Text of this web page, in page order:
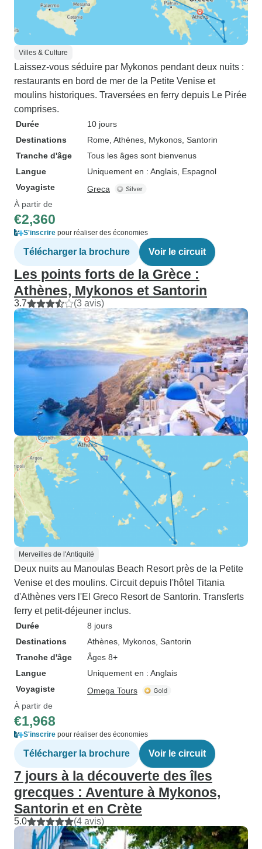
Villes & Culture
Laissez-vous séduire par Mykonos pendant deux nuits :
restaurants en bord de mer de la Petite Venise et
moulins historiques. Traversées en ferry depuis Le Pirée
comprises.
Durée
10 jours
Destinations
Rome , Athènes , Mykonos , Santorin
Tranche d'âge
Tous les âges sont bienvenus
Langue
Uniquement en : Anglais, Espagnol
Voyagiste
Greca
À partir de
€2,360
S'inscrire pour réaliser des économies
Télécharger la brochure Voir le circuit
Les points forts de la Grèce :
Athènes, Mykonos et Santorin
3.7 (3 avis)
Merveilles de l'Antiquité
Deux nuits au Manoulas Beach Resort près de la Petite
Venise et des moulins. Circuit depuis l'hôtel Titania
d'Athènes vers l'El Greco Resort de Santorin. Transferts
ferry et petit-déjeuner inclus.
Durée
8 jours
Destinations
Athènes , Mykonos , Santorin
Tranche d'âge
Âges 8+
Langue
Uniquement en : Anglais
Voyagiste
Omega Tours
À partir de
€1,968
S'inscrire pour réaliser des économies
Télécharger la brochure Voir le circuit
7 jours à la découverte des îles
grecques : Aventure à Mykonos,
Santorin et en Crète
5.0 (4 avis)